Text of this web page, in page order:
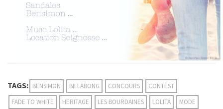
TAGS: BENSIMON BILLABONG CONCOURS
CONTEST
FADE TO WHITE
HERITAGE LES BOURDAINES LOLITA
MODE